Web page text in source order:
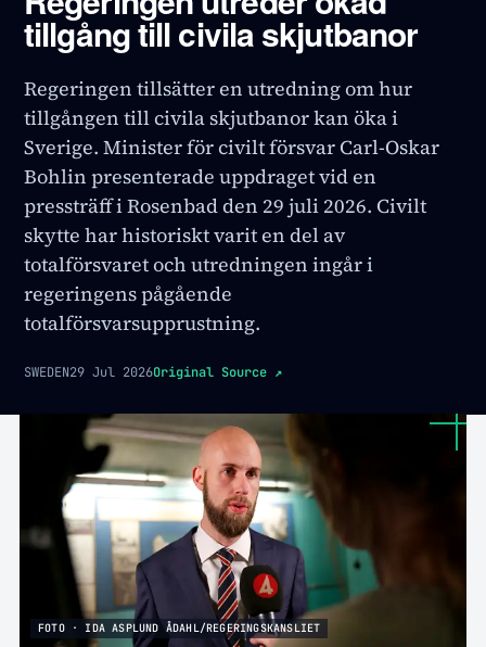
tillgång till civila skjutbanor
Regeringen tillsätter en utredning om hur
tillgången till civila skjutbanor kan öka i
Sverige. Minister för civilt försvar Carl-Oskar
Bohlin presenterade uppdraget vid en
pressträff i Rosenbad den 29 juli 2026. Civilt
skytte har historiskt varit en del av
totalförsvaret och utredningen ingår i
regeringens pågående
totalförsvarsupprustning.
SWEDEN29 Jul 2026Original Source ↗
FOTO · IDA ASPLUND ÅDAHL/REGERINGSKANSLIET